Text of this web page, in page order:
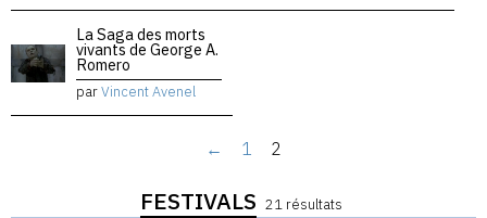
La Saga des morts
vivants de George A.
Romero
parVincent Avenel
← 1 2
FESTIVALS 21 résultats